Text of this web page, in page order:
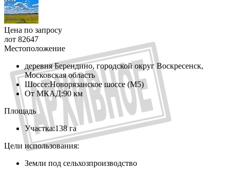
Цена по запросу
лот 82647
Местоположение
деревня Берендино, городской округ Воскресенск,
Московская область
Шоссе:Новорязанское шоссе (М5)
От МКАД:90 км
Площадь
Участка:138 га
Цели использования:
Земли под сельхозпроизводство